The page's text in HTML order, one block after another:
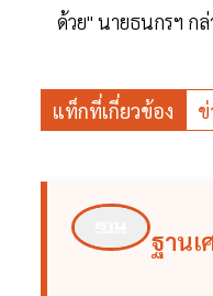
ด้วย" นายธนกรฯ กล่
แท็กที่เกี่ยวข้อง
ฐาน